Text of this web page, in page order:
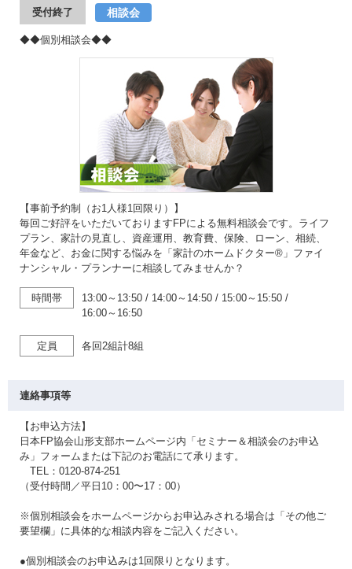
受付終了 相談会
◆◆個別相談会◆◆
【事前予約制（お1人様1回限り）】
毎回ご好評をいただいておりますFPによる無料相談会です。ライフ
プラン、家計の見直し、資産運用、教育費、保険、ローン、相続、
年金など、お金に関する悩みを「家計のホームドクター®」ファイ
ナンシャル・プランナーに相談してみませんか？
時間帯 13:00～13:50 / 14:00～14:50 / 15:00～15:50 /
16:00～16:50
定員 各回2組計8組
連絡事項等
【お申込方法】
日本FP協会山形支部ホームページ内「セミナー＆相談会のお申込
み」フォームまたは下記のお電話にて承ります。
TEL：0120-874-251
（受付時間／平日10：00〜17：00）
※個別相談会をホームページからお申込みされる場合は「その他ご
要望欄」に具体的な相談内容をご記入ください。
●個別相談会のお申込みは1回限りとなります。